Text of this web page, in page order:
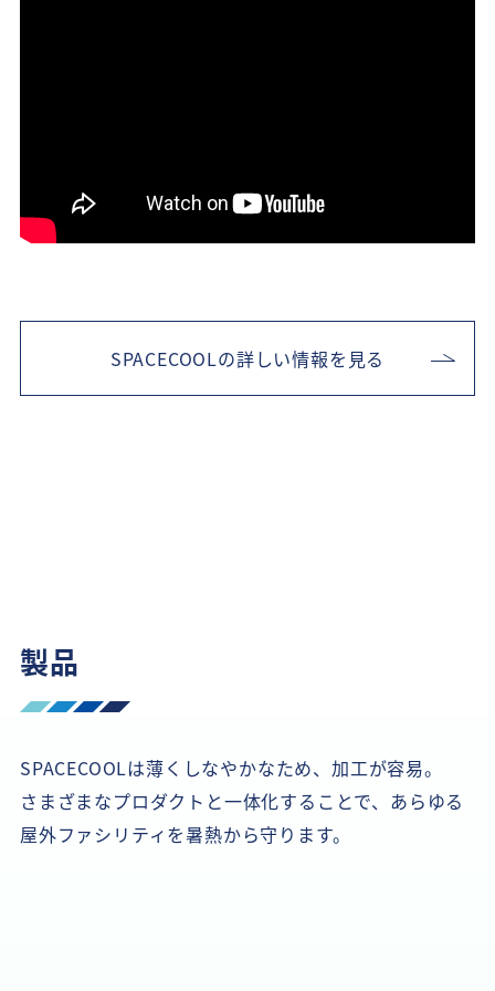
「ゼロエネルギー」の冷却で
あなたと、環境、そしてすべての
届ける
「ゼロエネルギー」の冷却で
あなたと、環境、そしてすべての
届ける
「ゼロエネルギー」の冷却で
あなたと、環境、そしてすべての
届ける
「ゼロエネルギー」の冷却で
あなたと、環境、そしてすべての
届ける
「ゼロエネルギー」の冷却で
あなたと、環境、そしてすべての
届ける
SPACECOOLの詳しい情報を見る
製品
SPACECOOLは薄くしなやかなため、加工が容易。
さまざまなプロダクトと一体化することで、あらゆる
屋外ファシリティを暑熱から守ります。